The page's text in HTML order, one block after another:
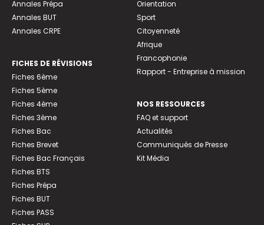
Annales Prépa
Annales BUT
Annales CRPE
FICHES DE RÉVISIONS
Fiches 6ème
Fiches 5ème
Fiches 4ème
Fiches 3ème
Fiches Bac
Fiches Brevet
Fiches Bac Français
Fiches BTS
Fiches Prépa
Fiches BUT
Fiches PASS
Orientation
Sport
Citoyenneté
Afrique
Francophonie
Rapport - Entreprise à mission
NOS RESSOURCES
FAQ et support
Actualités
Communiqués de Presse
Kit Média